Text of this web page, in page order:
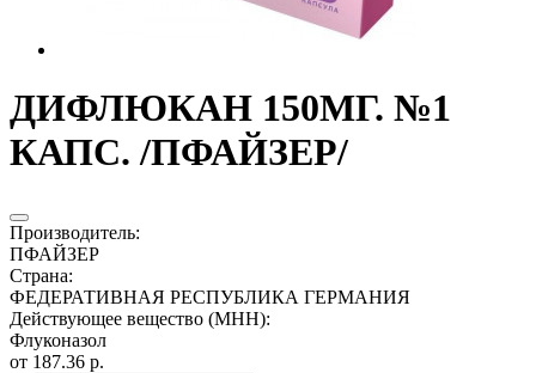
ДИФЛЮКАН 150МГ. №1
КАПС. /ПФАЙЗЕР/
Производитель:
ПФАЙЗЕР
Страна:
ФЕДЕРАТИВНАЯ РЕСПУБЛИКА ГЕРМАНИЯ
Действующее вещество (МНН):
Флуконазол
от 187.36 р.